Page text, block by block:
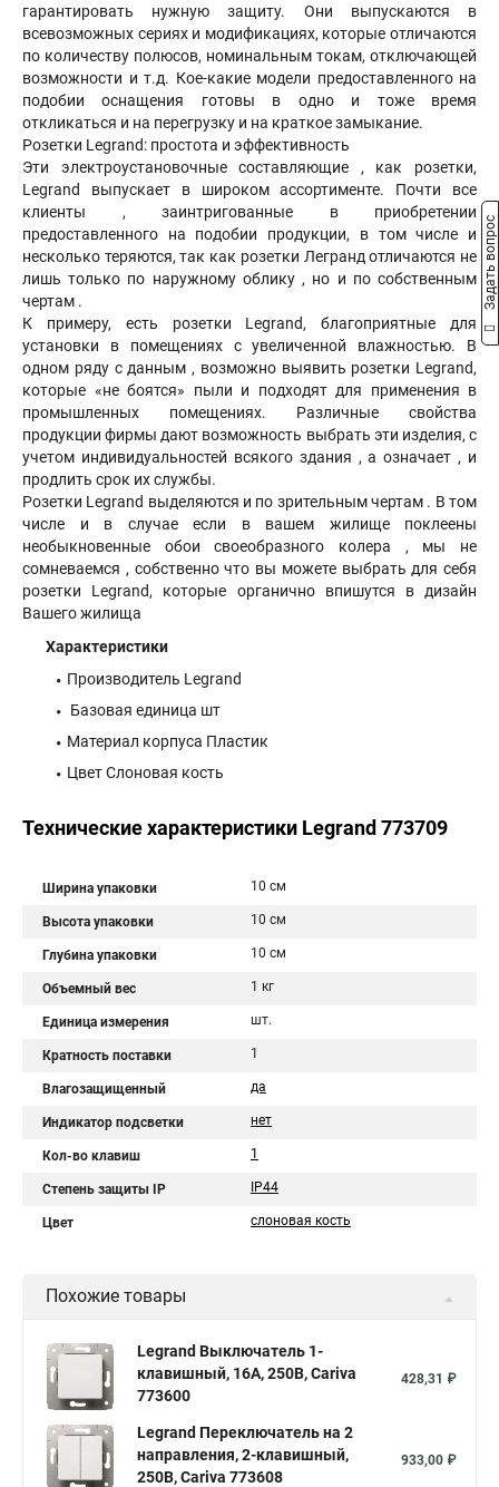
гарантировать нужную защиту. Они выпускаются в
всевозможных сериях и модификациях, которые отличаются
по количеству полюсов, номинальным токам, отключающей
возможности и т.д. Кое-какие модели предоставленного на
подобии оснащения готовы в одно и тоже время
откликаться и на перегрузку и на краткое замыкание.
Розетки Legrand: простота и эффективность
Эти электроустановочные составляющие , как розетки,
Legrand выпускает в широком ассортименте. Почти все
клиенты , заинтригованные в приобретении
предоставленного на подобии продукции, в том числе и
несколько теряются, так как розетки Легранд отличаются не
лишь только по наружному облику , но и по собственным
чертам .
К примеру, есть розетки Legrand, благоприятные для
установки в помещениях с увеличенной влажностью. В
одном ряду с данным , возможно выявить розетки Legrand,
которые «не боятся» пыли и подходят для применения в
промышленных помещениях. Различные свойства
продукции фирмы дают возможность выбрать эти изделия, с
учетом индивидуальностей всякого здания , а означает , и
продлить срок их службы.
Розетки Legrand выделяются и по зрительным чертам . В том
числе и в случае если в вашем жилище поклеены
необыкновенные обои своеобразного колера , мы не
сомневаемся , собственно что вы можете выбрать для себя
розетки Legrand, которые органично впишутся в дизайн
Вашего жилища
Характеристики
Производитель Legrand
Базовая единица шт
Материал корпуса Пластик
Цвет Слоновая кость
Технические характеристики Legrand 773709
Ширина упаковки 10 см
Высота упаковки 10 см
Глубина упаковки 10 см
Объемный вес 1 кг
Единица измерения шт.
Кратность поставки 1
Влагозащищенный да
Индикатор подсветки нет
Кол-во клавиш 1
Степень защиты IP IP44
Цвет слоновая кость
Похожие товары
Legrand Выключатель 1-
клавишный, 16А, 250В, Cariva
773600
428,31 ₽
Legrand Переключатель на 2
направления, 2-клавишный,
250В, Cariva 773608
933,00 ₽
Задать вопрос